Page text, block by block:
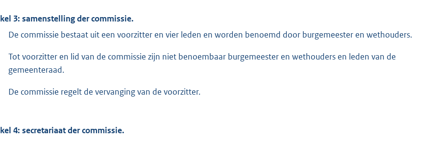
3: samenstelling der commissie.
De commissie bestaat uit een voorzitter en vier leden en worden benoemd door burgemeester en wethouders.
Tot voorzitter en lid van de commissie zijn niet benoembaar burgemeester en wethouders en leden van de
gemeenteraad.
De commissie regelt de vervanging van de voorzitter.
4: secretariaat der commissie.